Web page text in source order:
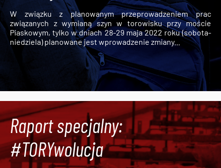
W związku z planowanym przeprowadzeniem prac
związanych z wymianą szyn w torowisku przy moście
Piaskowym, tylko w dniach 28-29 maja 2022 roku (sobota-
niedziela) planowane jest wprowadzenie zmiany...
Raport specjalny:
#TORYwolucja